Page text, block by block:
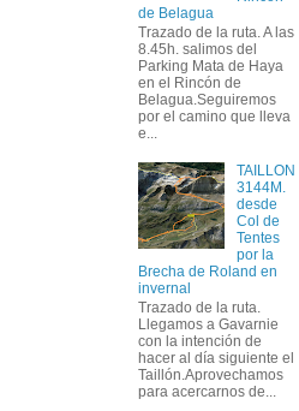
de Belagua
Trazado de la ruta. A las
8.45h. salimos del
Parking Mata de Haya
en el Rincón de
Belagua.Seguiremos
por el camino que lleva
e...
TAILLON
3144M.
desde
Col de
Tentes
por la
Brecha de Roland en
invernal
Trazado de la ruta.
Llegamos a Gavarnie
con la intención de
hacer al día siguiente el
Taillón.Aprovechamos
para acercarnos de...